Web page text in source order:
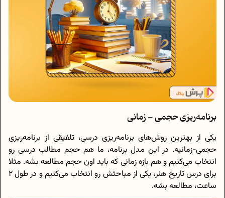
برنامه‌ریزی حجمی - زمانی
یکی از بهترین روش‌های برنامه‌ریزی درسی، تلفیقی از برنامه‌ریزی
حجمی-زمانیه. در این مدل برنامه، ما هم حجم مطالب درسی رو
انتخاب می‌کنیم و هم بازه زمانی که باید اون حجم مطالعه بشه. مثلا
برای درس تاریخ هنر، یکی از مباحثش رو انتخاب می‌کنیم و در طول 2
ساعت، مطالعه بشه.